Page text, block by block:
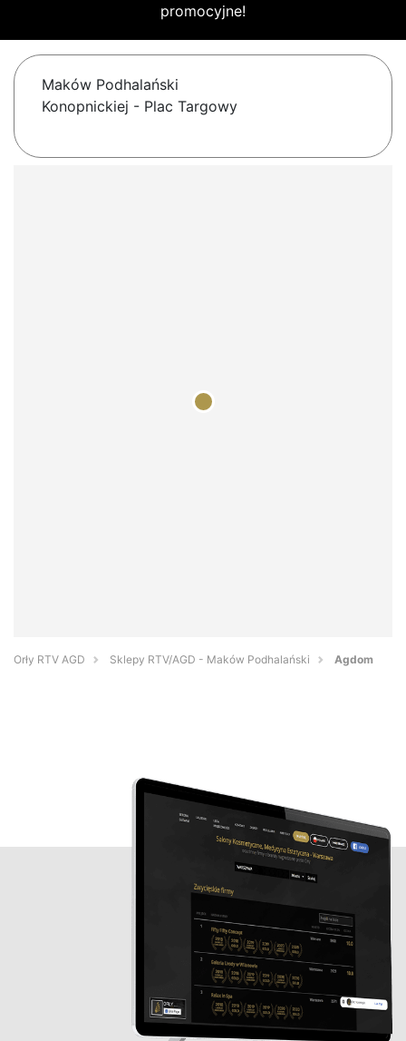
promocyjne!
Maków Podhalański
Konopnickiej - Plac Targowy
Orły RTV AGD Sklepy RTV/AGD - Maków Podhalański Agdom